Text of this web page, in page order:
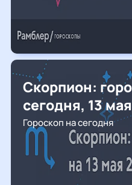
Скорпион:
сегодня, 13
Гороскоп на сегодня